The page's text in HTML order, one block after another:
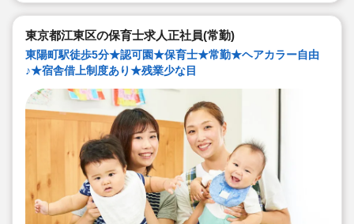
できる範囲で実施
◇在籍年数や保育経験に合わせた段階的な研修を年間総
計110回以上実施。研修も参加しやすい職場環境です
東京都江東区の保育士求人正社員(常勤)
東陽町駅徒歩5分★認可園★保育士★常勤★ヘアカラー自由
♪★宿舎借上制度あり★残業少な目